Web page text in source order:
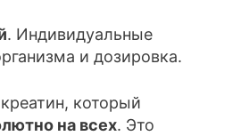
. Индивидуальные
и дозировка.
который
на всех. Это